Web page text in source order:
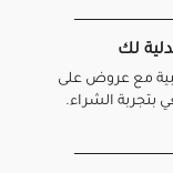
لك
مع عروض على
بتجربة الشراء.